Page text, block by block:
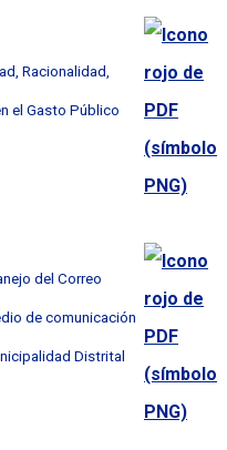
Racionalidad,
el Gasto Público
del Correo
de comunicación
Distrital